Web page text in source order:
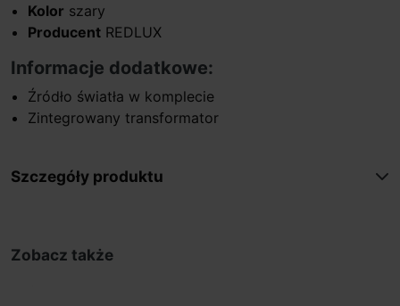
Kolor szary
Producent REDLUX
Informacje dodatkowe:
Źródło światła w komplecie
Zintegrowany transformator
Szczegóły produktu
Zobacz także